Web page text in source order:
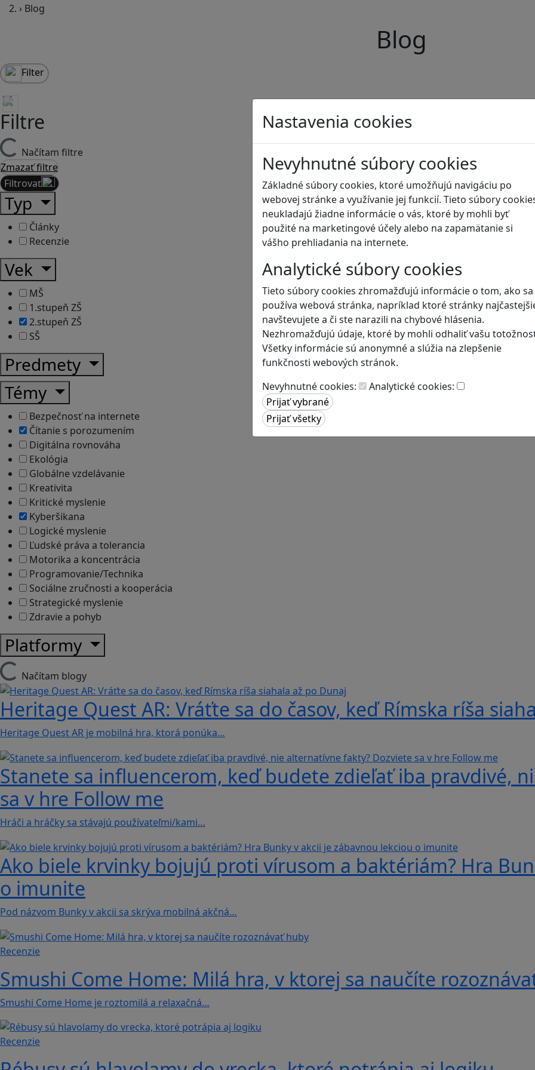
Nastavenia cookies
Nevyhnutné súbory cookies
Základné súbory cookies, ktoré umožňujú navigáciu po
webovej stránke a využívanie jej funkcií. Tieto súbory
neukladajú žiadne informácie o vás, ktoré by mohli byť
použité na marketingové účely alebo na zapamätanie si
vášho prehliadania na internete.
Analytické súbory cookies
Tieto súbory cookies zhromažďujú informácie o tom, ako sa
používa webová stránka, napríklad ktoré stránky
navštevujete a či ste narazili na chybové hlásenia.
Nezhromažďujú údaje, ktoré by mohli odhaliť vašu
Všetky informácie sú anonymné a slúžia na zlepšenie
funkčnosti webových stránok.
Nevyhnutné cookies:
Analytické cookies:
› Blog
Blog
Filter
Filtre
Načítam filtre
Zmazať filtre
Filtrovať
Typ
Články
Recenzie
Vek
MŠ
1.stupeň ZŠ
2.stupeň ZŠ
SŠ
Predmety
Témy
Bezpečnosť na internete
Čítanie s porozumením
Digitálna rovnováha
Ekológia
Globálne vzdelávanie
Kreativita
Kritické myslenie
Kyberšikana
Logické myslenie
Ľudské práva a tolerancia
Motorika a koncentrácia
Programovanie/Technika
Sociálne zručnosti a kooperácia
Strategické myslenie
Zdravie a pohyb
Platformy
Načítam blogy
Heritage Quest AR: Vráťte sa do časov, keď Rímska ríša
Heritage Quest AR je mobilná hra, ktorá ponúka…
Stanete sa influencerom, keď budete zdieľať iba pravdivé,
sa v hre Follow me
Hráči a hráčky sa stávajú používateľmi/kami…
Ako biele krvinky bojujú proti vírusom a baktériám? Hra
o imunite
Pod názvom Bunky v akcii sa skrýva mobilná akčná…
Recenzie
Smushi Come Home: Milá hra, v ktorej sa naučíte
Smushi Come Home je roztomilá a relaxačná…
Recenzie